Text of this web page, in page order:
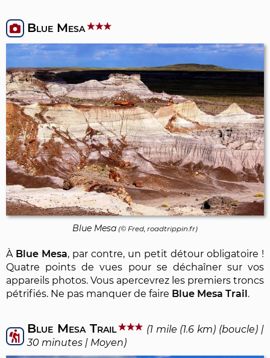
Blue Mesa
Blue Mesa (© Fred, roadtrippin.fr)
À Blue Mesa, par contre, un petit détour obligatoire !
Quatre points de vues pour se déchaîner sur vos
appareils photos. Vous apercevrez les premiers troncs
pétrifiés. Ne pas manquer de faire Blue Mesa Trail .
Blue Mesa Trail
(1 mile (1.6 km) (boucle) |
30 minutes | Moyen)